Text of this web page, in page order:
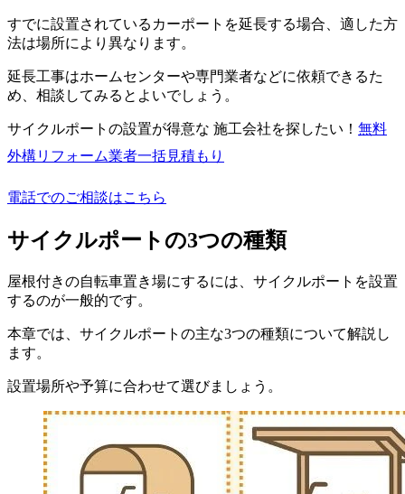
すでに設置されているカーポートを延長する場合、適した方
法は場所により異なります。
延長工事はホームセンターや専門業者などに依頼できるた
め、相談してみるとよいでしょう。
サイクルポートの設置が得意な 施工会社を探したい！ 無料
外構リフォーム業者一括見積もり
電話でのご相談はこちら
サイクルポートの3つの種類
屋根付きの自転車置き場にするには、サイクルポートを設置
するのが一般的です。
本章では、サイクルポートの主な3つの種類について解説し
ます。
設置場所や予算に合わせて選びましょう。